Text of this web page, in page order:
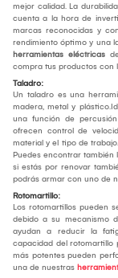
mejor calidad. La
cuenta a la hora de
marcas reconocidas y
rendimiento óptimo y una
herramientas eléctricas
compra tus productos con
Taladro:
Un taladro es una
madera, metal y
una función de
ofrecen control de
material y el tipo de
Puedes encontrar también
si estás por renovar
podrás armar con uno de
Rotomartillo:
Los rotomartillos pueden
debido a su mecanismo
ayudan a reducir la
capacidad del rotomartillo
más potentes pueden
una de nuestras